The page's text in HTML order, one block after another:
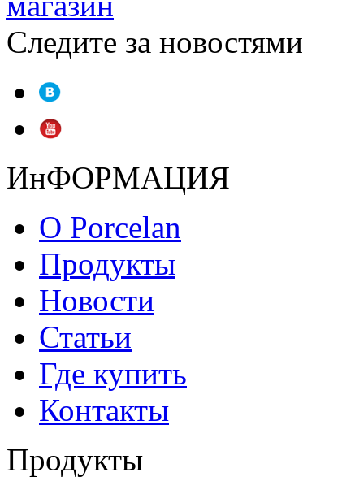
Следите за новостями
ИнФОРМАЦИЯ
О Porcelan
Продукты
Новости
Статьи
Где купить
Контакты
Продукты